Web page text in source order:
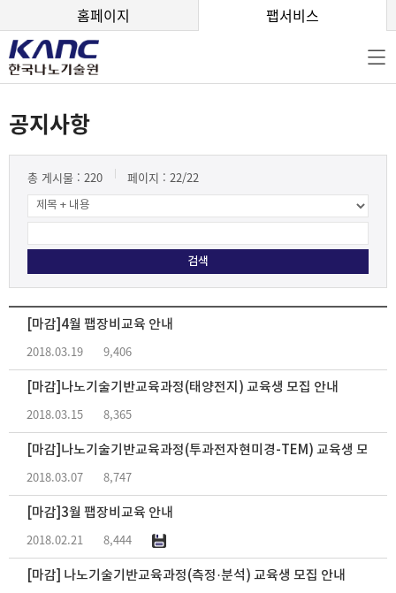
홈페이지 팹서비스
공지사항
총 게시물 : 220 페이지 : 22/22
[마감]4월 팹장비교육 안내
2018.03.19 9,406
[마감]나노기술기반교육과정(태양전지) 교육생 모집 안내
2018.03.15 8,365
[마감]나노기술기반교육과정(투과전자현미경-TEM) 교육생 모집
2018.03.07 8,747
[마감]3월 팹장비교육 안내
2018.02.21 8,444
[마감] 나노기술기반교육과정(측정·분석) 교육생 모집 안내